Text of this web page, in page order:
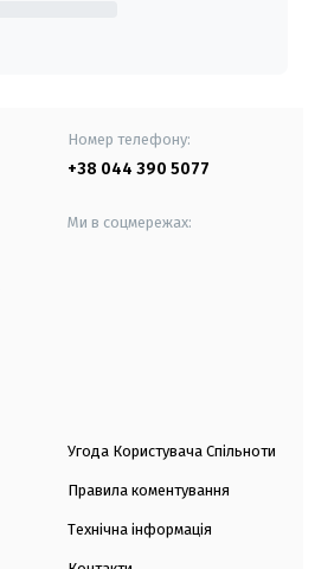
Номер телефону:
+38 044 390 5077
Ми в соцмережах:
Угода Користувача Спільноти
Правила коментування
Технічна інформація